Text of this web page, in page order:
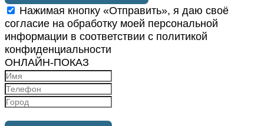
Нажимая кнопку «Отправить», я даю своё
согласие на обработку моей персональной
информации в соответствии с политикой
конфиденциальности
ОНЛАЙН-ПОКАЗ